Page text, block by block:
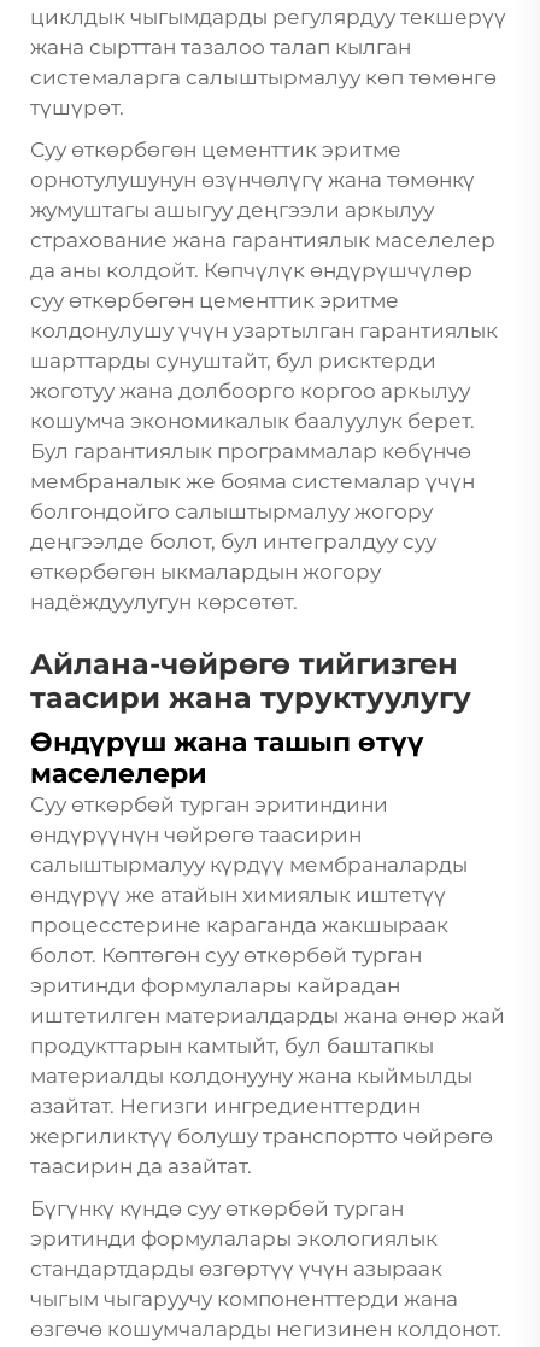
циклдык чыгымдарды регулярдуу текшерүү
жана сырттан тазалоо талап кылган
системаларга салыштырмалуу көп төмөнгө
түшүрөт.
Суу өткөрбөгөн цементтик эритме
орнотулушунун өзүнчөлүгү жана төмөнкү
жумуштагы ашыгуу деңгээли аркылуу
страхование жана гарантиялык маселелер
да аны колдойт. Көпчүлүк өндүрүшчүлөр
суу өткөрбөгөн цементтик эритме
колдонулушу үчүн узартылган гарантиялык
шарттарды сунуштайт, бул рисктерди
жоготуу жана долбоорго коргоо аркылуу
кошумча экономикалык баалуулук берет.
Бул гарантиялык программалар көбүнчө
мембраналык же бояма системалар үчүн
болгондойго салыштырмалуу жогору
деңгээлде болот, бул интегралдуу суу
өткөрбөгөн ыкмалардын жогору
надёждуулугун көрсөтөт.
Айлана-чөйрөгө тийгизген
таасири жана туруктуулугу
Өндүрүш жана ташып өтүү
маселелери
Суу өткөрбөй турган эритиндини
өндүрүүнүн чөйрөгө таасирин
салыштырмалуу күрдүү мембраналарды
өндүрүү же атайын химиялык иштетүү
процесстерине караганда жакшыраак
болот. Көптөгөн суу өткөрбөй турган
эритинди формулалары кайрадан
иштетилген материалдарды жана өнөр жай
продукттарын камтыйт, бул баштапкы
материалды колдонууну жана кыймылды
азайтат. Негизги ингредиенттердин
жергиликтүү болушу транспортто чөйрөгө
таасирин да азайтат.
Бүгүнкү күндө суу өткөрбөй турган
эритинди формулалары экологиялык
стандартдарды өзгөртүү үчүн азыраак
чыгым чыгаруучу компоненттерди жана
өзгөчө кошумчаларды негизинен колдонот.